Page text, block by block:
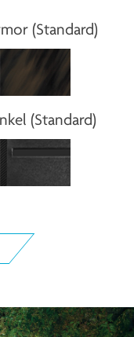
(Standard)
(Standard)